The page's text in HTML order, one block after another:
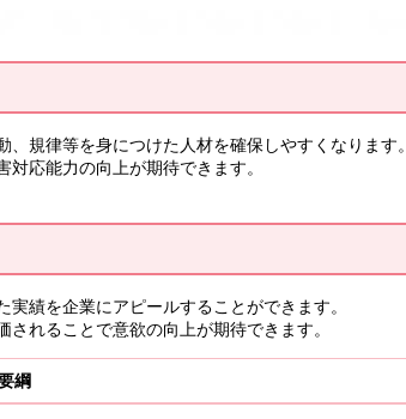
規律等を身につけた人材を確保しやすくなります。
応能力の向上が期待できます。
績を企業にアピールすることができます。
れることで意欲の向上が期待できます。
綱